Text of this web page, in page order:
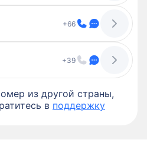
+66
+39
из другой страны,
в поддержку